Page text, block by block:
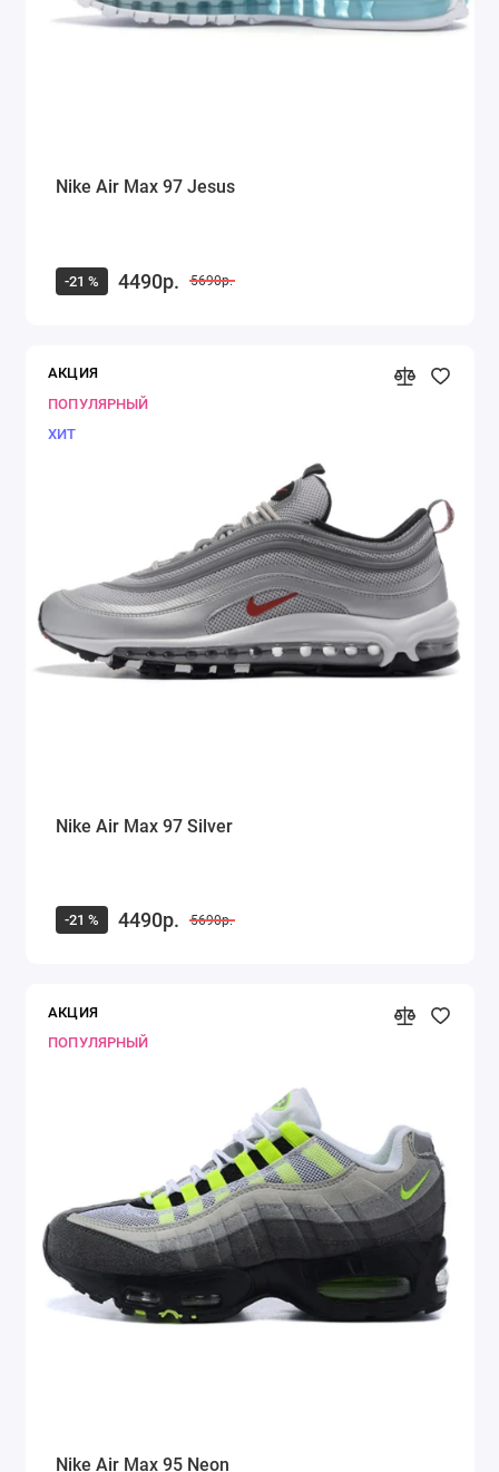
Nike Air Max 97 Jesus
-21 % 4490р. 5690р.
АКЦИЯ
ПОПУЛЯРНЫЙ
ХИТ
Nike Air Max 97 Silver
-21 % 4490р. 5690р.
АКЦИЯ
ПОПУЛЯРНЫЙ
Nike Air Max 95 Neon